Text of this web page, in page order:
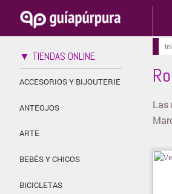
▼ TIENDAS ONLINE
ACCESORIOS Y BIJOUTERIE
ANTEOJOS
ARTE
BEBÉS Y CHICOS
BICICLETAS
Las